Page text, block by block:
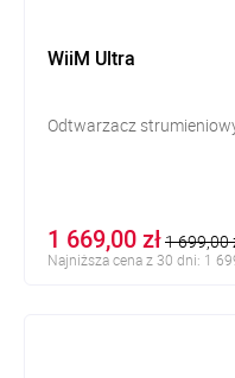
WiiM Ultra
Odtwarzacz
1 669,00 zł1 699,00
Najniższa cena z 30 dni: 1